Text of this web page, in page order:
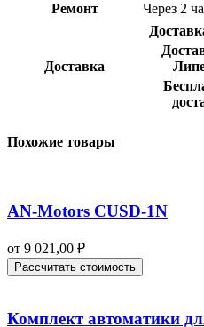
Ремонт
Через 2
Доставка
Похожие товары
AN-Motors CUSD-1N
от 9 021,00 ₽
Рассчитать стоимость
Комплект автоматики